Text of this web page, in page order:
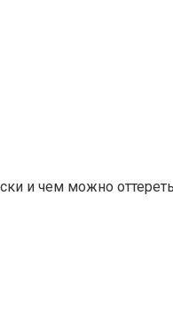
и чем можно